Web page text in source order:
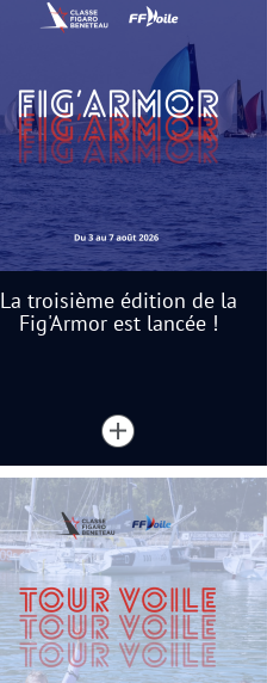
La troisième édition de la
Fig'Armor est lancée !